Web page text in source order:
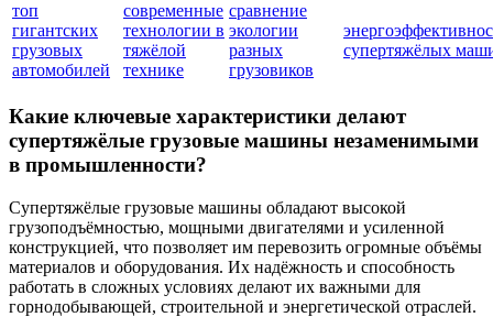
топ
гигантских
грузовых
автомобилей
современные
технологии в
тяжёлой
технике
сравнение
экологии
разных
грузовиков
супертяжёлых
Какие ключевые характеристики делают
супертяжёлые грузовые машины незаменимыми
в промышленности?
Супертяжёлые грузовые машины обладают высокой
грузоподъёмностью, мощными двигателями и усиленной
конструкцией, что позволяет им перевозить огромные объёмы
материалов и оборудования. Их надёжность и способность
работать в сложных условиях делают их важными для
горнодобывающей, строительной и энергетической отраслей.